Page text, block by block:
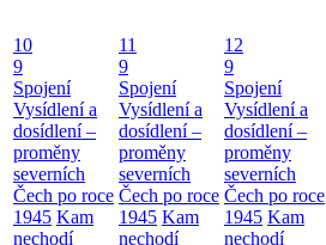
10
9
Spojení
Vysídlení a
dosídlení –
proměny
severních
Čech po roce
1945 Kam
nechodí
11
9
Spojení
Vysídlení a
dosídlení –
proměny
severních
Čech po roce
1945 Kam
nechodí
12
9
Spojení
Vysídlení a
dosídlení –
proměny
severních
Čech po roce
1945 Kam
nechodí